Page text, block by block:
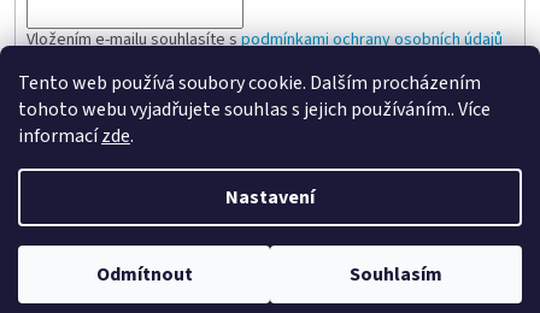
Tento web používá soubory cookie. Dalším procházením
tohoto webu vyjadřujete souhlas s jejich používáním.. Více
informacízde.
Nastavení
Odmítnout Souhlasím
Vložením e-mailu souhlasíte spodmínkami ochrany osobních údajů
PŘIHLÁSIT SE
Vytvořil Shoptet
Copyright 2026Spokojená kancelář . Všechna práva vyhrazena.